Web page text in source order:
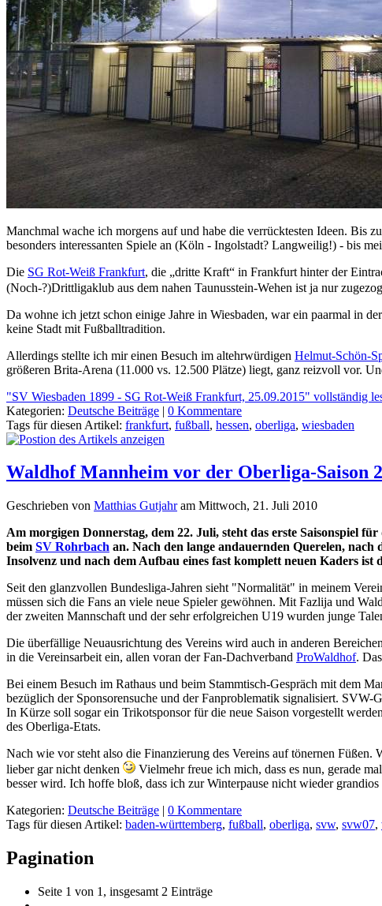
Manchmal wache ich morgens auf und habe die verrücktesten Ideen. Bis
besonders interessanten Spiele an (Köln - Ingolstadt? Langweilig!) - bis
Die SG Rot-Weiß Frankfurt, die „dritte Kraft“ in Frankfurt hinter der
(Noch-?)Drittligaklub aus dem nahen Taunusstein-Wehen ist ja nur
Da wohne ich jetzt schon einige Jahre in Wiesbaden, war ein paarmal in
keine Stadt mit Fußballtradition.
Allerdings stellte ich mir einen Besuch im altehrwürdigen Helmut-Schön-
größeren Brita-Arena (11.000 vs. 12.500 Plätze) liegt, ganz reizvoll vor.
"SV Wiesbaden 1899 - SG Rot-Weiß Frankfurt, 25.09.2015" vollständig
Kategorien: Deutsche Beiträge | 0 Kommentare
Tags für diesen Artikel: frankfurt, fußball, hessen, oberliga, wiesbaden
Waldhof Mannheim vor der Oberliga-Saison
Geschrieben von Matthias Gutjahram Mittwoch, 21. Juli 2010
Am morgigen Donnerstag, dem 22. Juli, steht das erste Saisonspiel
beim SV Rohrbach an. Nach den lange andauernden Querelen,
Insolvenz und nach dem Aufbau eines fast komplett neuen Kaders
Seit den glanzvollen Bundesliga-Jahren sieht "Normalität" in meinem
müssen sich die Fans an viele neue Spieler gewöhnen. Mit Fazlija und
der zweiten Mannschaft und der sehr erfolgreichen U19 wurden junge
Die überfällige Neuausrichtung des Vereins wird auch in anderen
in die Vereinsarbeit ein, allen voran der Fan-Dachverband ProWaldhof.
Bei einem Besuch im Rathaus und beim Stammtisch-Gespräch mit dem
bezüglich der Sponsorensuche und der Fanproblematik signalisiert.
In Kürze soll sogar ein Trikotsponsor für die neue Saison vorgestellt
des Oberliga-Etats.
Nach wie vor steht also die Finanzierung des Vereins auf tönernen
lieber gar nicht denken
Vielmehr freue ich mich, dass es nun, gerade
besser wird. Ich hoffe bloß, dass ich zur Winterpause nicht wieder
Kategorien: Deutsche Beiträge | 0 Kommentare
Tags für diesen Artikel: baden-württemberg, fußball, oberliga, svw, svw07,
Pagination
Seite 1 von 1, insgesamt 2 Einträge